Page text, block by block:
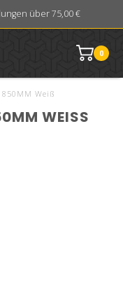
über 75,00 €
0
Weiß
WEISS